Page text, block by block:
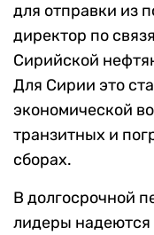
для отправки из
директор по
Сирийской
Для Сирии это
экономической
транзитных и
сборах.
В долгосрочной
лидеры надеются